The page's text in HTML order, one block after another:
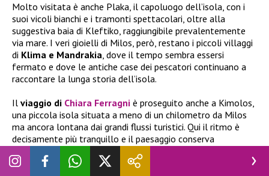
Molto visitata è anche Plaka, il capoluogo dell’isola, con i
suoi vicoli bianchi e i tramonti spettacolari, oltre alla
suggestiva baia di Kleftiko, raggiungibile prevalentemente
via mare. I veri gioielli di Milos, però, restano i piccoli villaggi
di Klima e Mandrakia, dove il tempo sembra essersi
fermato e dove le antiche case dei pescatori continuano a
raccontare la lunga storia dell’isola.
Il viaggio di Chiara Ferragni è proseguito anche a Kimolos,
una piccola isola situata a meno di un chilometro da Milos
ma ancora lontana dai grandi flussi turistici. Qui il ritmo è
decisamente più tranquillo e il paesaggio conserva
un’atmosfera autentica. Tra le attrazioni più apprezzate ci
sono le spiagge di
Prassa e Bonatsa